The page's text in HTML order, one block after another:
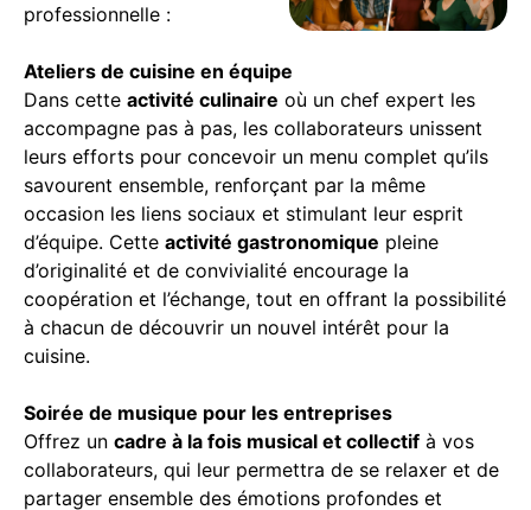
professionnelle :
Ateliers de cuisine en équipe
Dans cette activité culinaire où un chef expert les
accompagne pas à pas, les collaborateurs unissent
leurs efforts pour concevoir un menu complet qu’ils
savourent ensemble, renforçant par la même
occasion les liens sociaux et stimulant leur esprit
d’équipe. Cette activité gastronomique pleine
d’originalité et de convivialité encourage la
coopération et l’échange, tout en offrant la possibilité
à chacun de découvrir un nouvel intérêt pour la
cuisine.
Soirée de musique pour les entreprises
Offrez un cadre à la fois musical et collectif à vos
collaborateurs, qui leur permettra de se relaxer et de
partager ensemble des émotions profondes et